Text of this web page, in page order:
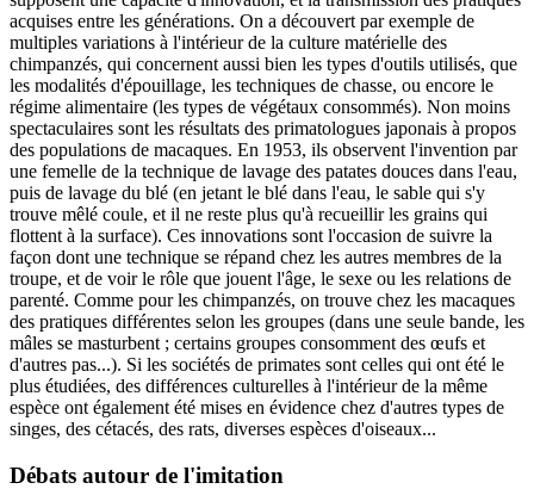
acquises entre les générations. On a découvert par exemple de
multiples variations à l'intérieur de la culture matérielle des
chimpanzés, qui concernent aussi bien les types d'outils utilisés, que
les modalités d'épouillage, les techniques de chasse, ou encore le
régime alimentaire (les types de végétaux consommés). Non moins
spectaculaires sont les résultats des primatologues japonais à propos
des populations de macaques. En 1953, ils observent l'invention par
une femelle de la technique de lavage des patates douces dans l'eau,
puis de lavage du blé (en jetant le blé dans l'eau, le sable qui s'y
trouve mêlé coule, et il ne reste plus qu'à recueillir les grains qui
flottent à la surface). Ces innovations sont l'occasion de suivre la
façon dont une technique se répand chez les autres membres de la
troupe, et de voir le rôle que jouent l'âge, le sexe ou les relations de
parenté. Comme pour les chimpanzés, on trouve chez les macaques
des pratiques différentes selon les groupes (dans une seule bande, les
mâles se masturbent ; certains groupes consomment des œufs et
d'autres pas...). Si les sociétés de primates sont celles qui ont été le
plus étudiées, des différences culturelles à l'intérieur de la même
espèce ont également été mises en évidence chez d'autres types de
singes, des cétacés, des rats, diverses espèces d'oiseaux...
Débats autour de l'imitation